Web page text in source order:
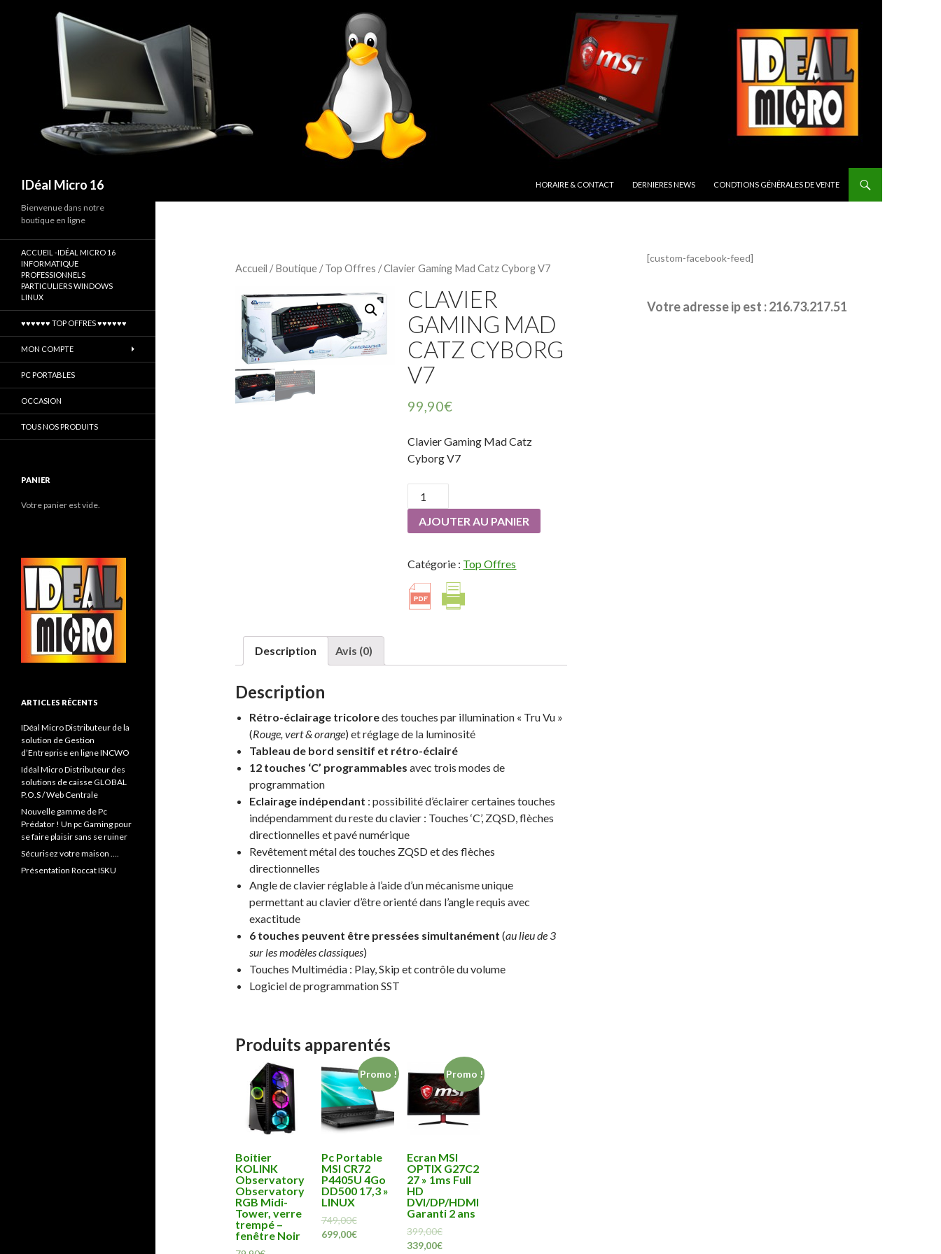
IDéal Micro 16
HORAIRE & CONTACT
DERNIERES NEWS CONDTIONS GÉNÉRALES DE VENTE
Accueil /Boutique /Top Offres / Clavier Gaming Mad Catz Cyborg V7
CLAVIER
GAMING MAD
CATZ CYBORG
V7
99,90€
Clavier Gaming Mad Catz
Cyborg V7
quantité
de
Clavier
Mad
Cyborg
V7
AJOUTER AU PANIER
Catégorie : Top Offres
Description Avis (0)
Description
Rétro-éclairage tricoloredes touches par illumination « Tru Vu »
(Rouge, vert & orange) et réglage de la luminosité
Tableau de bord sensitif et rétro-éclairé
12 touches ‘C’ programmables avec trois modes de
programmation
Eclairage indépendant : possibilité d’éclairer certaines touches
indépendamment du reste du clavier : Touches ‘C’, ZQSD, flèches
directionnelles et pavé numérique
Revêtement métal des touches ZQSD et des flèches
directionnelles
Angle de clavier réglable à l’aide d’un mécanisme unique
permettant au clavier d’être orienté dans l’angle requis avec
exactitude
6 touches peuvent être pressées simultanément (au lieu de 3
sur les modèles classiques)
Touches Multimédia : Play, Skip et contrôle du volume
Logiciel de programmation SST
Produits apparentés
Boitier
KOLINK
Observatory
Observatory
RGB Midi-
Tower, verre
trempé –
fenêtre Noir
Promo !
Pc Portable
MSI CR72
P4405U 4Go
DD500 17,3 »
LINUX
749,00€
699,00€
Promo !
Ecran MSI
OPTIX G27C2
27 » 1ms Full
HD
DVI/DP/HDMI
Garanti 2 ans
399,00€
339,00€
[custom-facebook-feed]
Votre adresse ip est : 216.73.217.51
Bienvenue dans notre
boutique en ligne
ACCUEIL -IDÉAL MICRO 16
INFORMATIQUE
PROFESSIONNELS
PARTICULIERS WINDOWS
LINUX
♥♥♥♥♥♥ TOP OFFRES ♥♥♥♥♥♥
MON COMPTE
PC PORTABLES
OCCASION
TOUS NOS PRODUITS
PANIER
Votre panier est vide.
ARTICLES RÉCENTS
IDéal Micro Distributeur de la
solution de Gestion
d’Entreprise en ligne INCWO
Idéal Micro Distributeur des
solutions de caisse GLOBAL
P.O.S / Web Centrale
Nouvelle gamme de Pc
Prédator ! Un pc Gaming pour
se faire plaisir sans se ruiner
Sécurisez votre maison ….
Présentation Roccat ISKU